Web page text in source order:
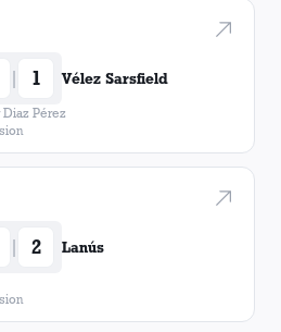
| 1 Vélez Sarsfield
Pérez
| 2 Lanús